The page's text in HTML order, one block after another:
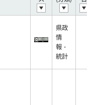
県政
情
報・
統計